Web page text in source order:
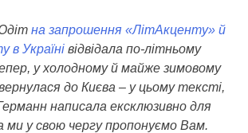
на запрошення «ЛітАкценту» й
в Україні відвідала по-літньому
у холодному й майже зимовому
до Києва – у цьому тексті,
написала ексклюзивно для
ми у свою чергу пропонуємо Вам.